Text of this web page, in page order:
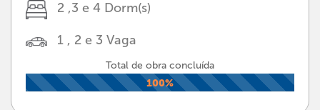
2 ,3 e 4 Dorm(s)
1 , 2 e 3 Vaga
Total de obra concluída
100%